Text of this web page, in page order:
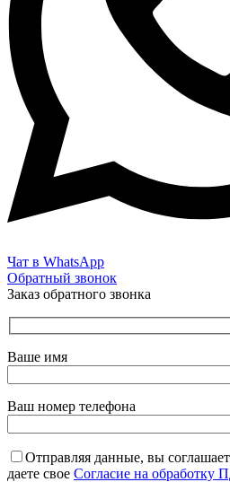
Чат в WhatsApp
Обратный звонок
Заказ обратного звонка
Ваше имя
Ваш номер телефона
Отправляя данные, вы
даете свое Согласие на обработку